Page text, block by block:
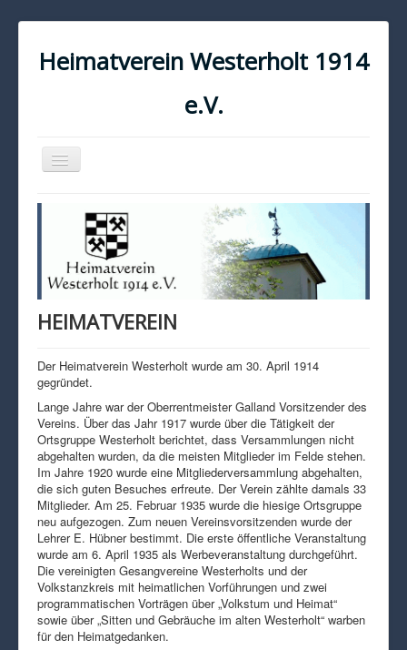
Heimatverein Westerholt 1914
e.V.
Navigation
an/aus
KONTAKT
IMPRESSUM
DATENSCHUTZ
HEIMATVEREIN
Der Heimatverein Westerholt wurde am 30. April 1914
gegründet.
Lange Jahre war der Oberrentmeister Galland Vorsitzender des
Vereins. Über das Jahr 1917 wurde über die Tätigkeit der
Ortsgruppe Westerholt berichtet, dass Versammlungen nicht
abgehalten wurden, da die meisten Mitglieder im Felde stehen.
Im Jahre 1920 wurde eine Mitgliederversammlung abgehalten,
die sich guten Besuches erfreute. Der Verein zählte damals 33
Mitglieder. Am 25. Februar 1935 wurde die hiesige Ortsgruppe
neu aufgezogen. Zum neuen Vereinsvorsitzenden wurde der
Lehrer E. Hübner bestimmt. Die erste öffentliche Veranstaltung
wurde am 6. April 1935 als Werbeveranstaltung durchgeführt.
Die vereinigten Gesangvereine Westerholts und der
Volkstanzkreis mit heimatlichen Vorführungen und zwei
programmatischen Vorträgen über „Volkstum und Heimat“
sowie über „Sitten und Gebräuche im alten Westerholt“ warben
für den Heimatgedanken.